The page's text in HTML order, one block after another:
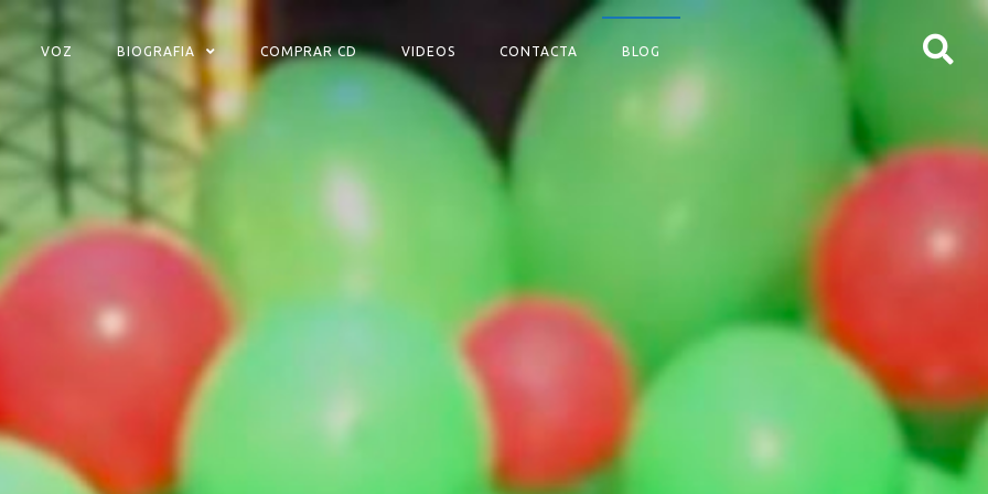
VOZ BIOGRAFIA COMPRAR CD VIDEOS CONTACTA BLOG